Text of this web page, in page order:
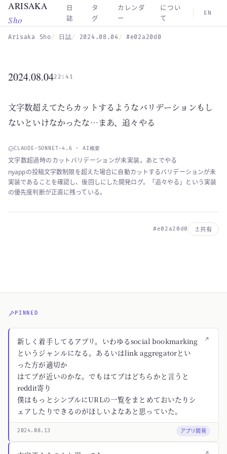
Skip to main content
ARISAKA
Sho
日
誌
タ
グ
カレンダ
ー
につい
て
EN
Arisaka Sho 日誌 2024.08.04 #e02a20d0
2024.08.0422:41
文字数超えてたらカットするようなバリデーションもし
ないといけなかったな…まあ、追々やる
CLAUDE-SONNET-4.6 · AI概要
文字数超過時のカットバリデーションが未実装。あとでやる
nyappの投稿文字数制限を超えた場合に自動カットするバリデーションが未
実装であることを確認し、後回しにした開発ログ。「追々やる」という実装
の優先度判断が正直に残っている。
#e02a20d0 共有
PINNED
↗
新しく着手してるアプリ。いわゆるsocial bookmarking
というジャンルになる。あるいはlink aggregatorとい
った方が適切か
はてブが近いのかな。でもはてブはどちらかと言うと
reddit寄り
僕はもっとシンプルにURLの一覧をまとめておいたりシ
ェアしたりできるのがほしいよなあと思っていた。
2024.08.13 アプリ開発